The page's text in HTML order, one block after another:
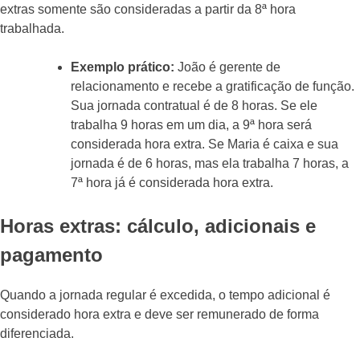
extras somente são consideradas a partir da 8ª hora
trabalhada.
Exemplo prático: João é gerente de
relacionamento e recebe a gratificação de função.
Sua jornada contratual é de 8 horas. Se ele
trabalha 9 horas em um dia, a 9ª hora será
considerada hora extra. Se Maria é caixa e sua
jornada é de 6 horas, mas ela trabalha 7 horas, a
7ª hora já é considerada hora extra.
Horas extras: cálculo, adicionais e
pagamento
Quando a jornada regular é excedida, o tempo adicional é
considerado hora extra e deve ser remunerado de forma
diferenciada.